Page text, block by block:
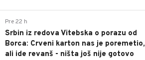
Pre 22 h
Srbin iz redova Vitebska o porazu od
Borca: Crveni karton nas je poremetio,
ali ide revanš - ništa još nije gotovo